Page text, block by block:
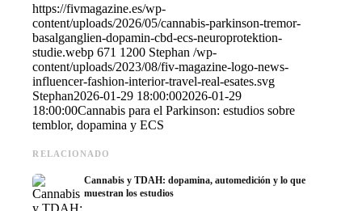
https://fivmagazine.es/wp-
content/uploads/2026/05/cannabis-parkinson-tremor-
basalganglien-dopamin-cbd-ecs-neuroprotektion-
studie.webp 671 1200 Stephan /wp-
content/uploads/2023/08/fiv-magazine-logo-news-
influencer-fashion-interior-travel-real-esates.svg
Stephan2026-01-29 18:00:002026-01-29
18:00:00Cannabis para el Parkinson: estudios sobre
temblor, dopamina y ECS
RELACIONADO
Cannabis y TDAH: dopamina, automedición y lo que
muestran los estudios